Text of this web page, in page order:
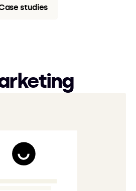
studies